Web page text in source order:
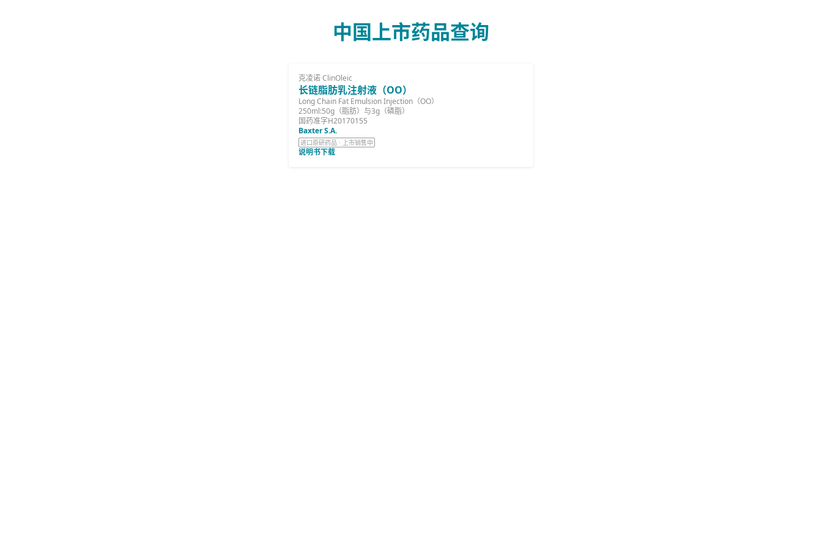
中国上市药品查询
克凌诺 ClinOleic
长链脂肪乳注射液（OO）
Long Chain Fat Emulsion Injection（OO）
250ml:50g（脂肪）与3g（磷脂）
国药准字H20170155
Baxter S.A.
进口原研药品 · 上市销售中
说明书下载